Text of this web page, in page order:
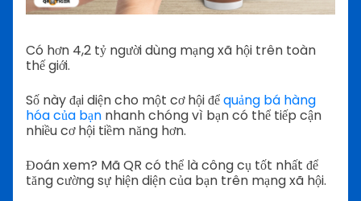
Có hơn 4,2 tỷ người dùng mạng xã hội trên toàn
thế giới.
Số này đại diện cho một cơ hội đểquảng bá hàng
hóa của bạn nhanh chóng vì bạn có thể tiếp cận
nhiều cơ hội tiềm năng hơn.
Đoán xem? Mã QR có thể là công cụ tốt nhất để
tăng cường sự hiện diện của bạn trên mạng xã hội.